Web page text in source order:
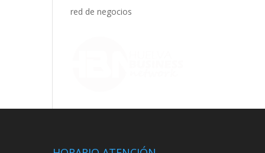
red de negocios